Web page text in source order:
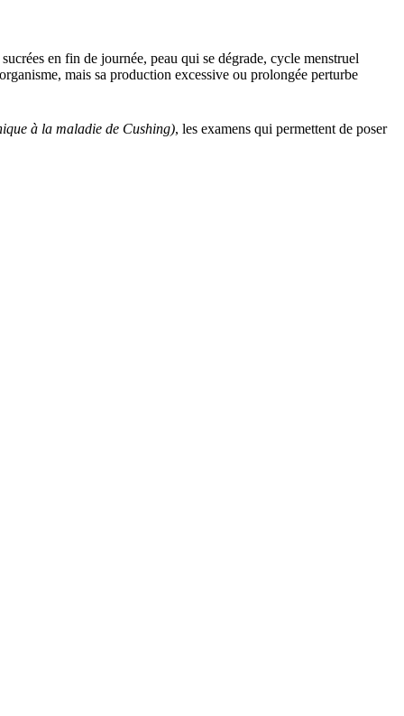
en fin de journée, peau qui se dégrade, cycle menstruel
mais sa production excessive ou prolongée perturbe
à la maladie de Cushing), les examens qui permettent de poser